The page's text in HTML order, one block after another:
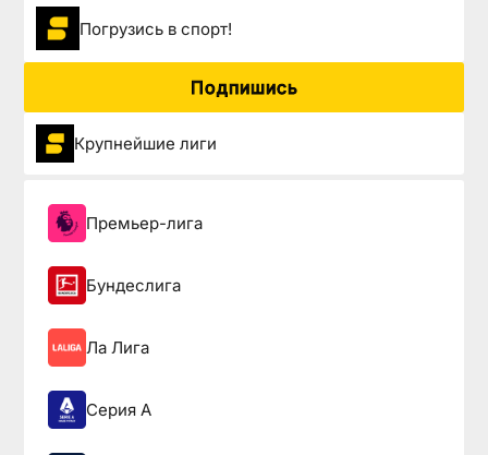
Погрузиcь в спорт!
Подпишись
Крупнейшие лиги
Премьер-лига
Бундеслига
Ла Лига
Серия А